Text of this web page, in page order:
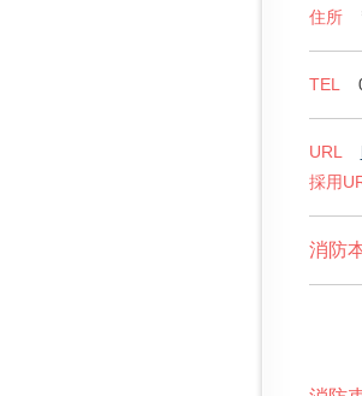
住所
TEL
URL
採用
消防